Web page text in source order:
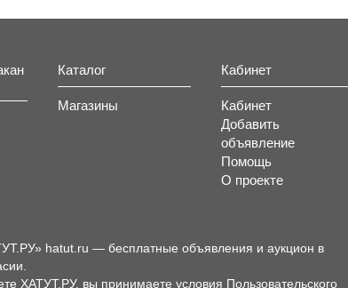
Каталог
Магазины
Кабинет
Кабинет
Добавить
объявление
Помощь
О проекте
hatut.ru — бесплатные объявления и аукцион в
ХАТУТ.РУ, вы принимаете условия Пользовательского